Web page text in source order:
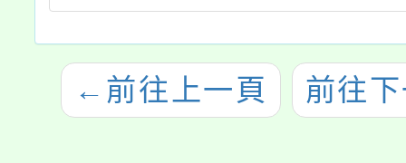
← 前往上一頁 前往